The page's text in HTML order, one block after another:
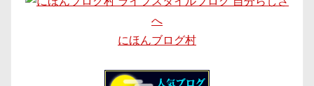
にほんブログ村